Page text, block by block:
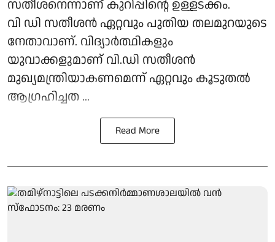
സതീശനെന്നാണ് കുറിപ്പിന്റെ ഉള്ളടക്കം.
വി ഡി സതീശൻ ഏറ്റവും പുതിയ തലമുറയുടെ
നേതാവാണ്. വിദ്യാർത്ഥികളും
യുവാക്കളുമാണ് വി.ഡി സതീശൻ
മുഖ്യമന്ത്രിയാകണമെന്ന് ഏറ്റവും കൂടുതൽ
ആഗ്രഹിച്ചത ...
Read More